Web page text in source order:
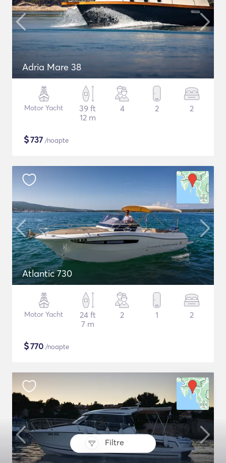
Filtre
Adria Mare 38
Motor Yacht
39 ft
12 m
4 2 2
$737 /noapte
Atlantic 730
Motor Yacht
24 ft
7 m
2 1 2
$770 /noapte